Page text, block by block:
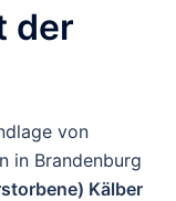
der
von
in Brandenburg
Kälber